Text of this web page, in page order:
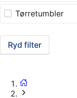
Tørretumbler
Ryd filter